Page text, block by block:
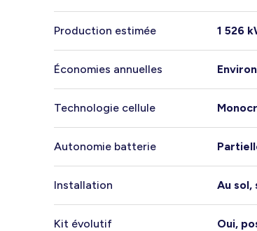
Production estimée 1 526
Économies annuelles
Technologie cellule
Autonomie batterie
Installation Au sol,
Kit évolutif
Oui,